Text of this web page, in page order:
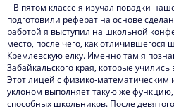
– В пятом классе я изучал повадки
подготовили реферат на основе
работой я выступил на школьной
место, после чего, как
Кремлевскую елку. Именно там я
Забайкальского края, которые
Этот лицей с физико-математическим
уклоном выполняет такую же
способных школьников. После